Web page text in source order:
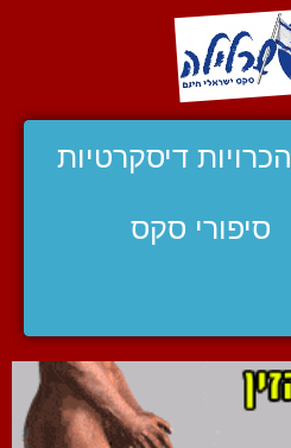
הכרויות דיסקרטיות
סיפורי סקס